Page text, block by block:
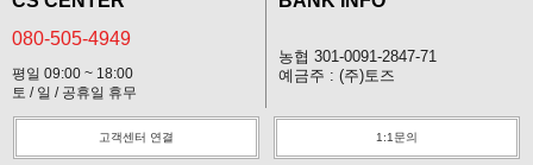
080-505-4949
평일 09:00 ~ 18:00
토 / 일 / 공휴일 휴무
농협 301-0091-2847-71
예금주 : (주)토즈
고객센터 연결 1:1문의